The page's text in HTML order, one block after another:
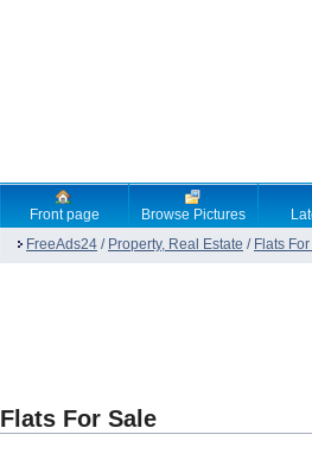
Front page Browse Pictures
FreeAds24 / Property, Real Estate / Flats
Flats For Sale